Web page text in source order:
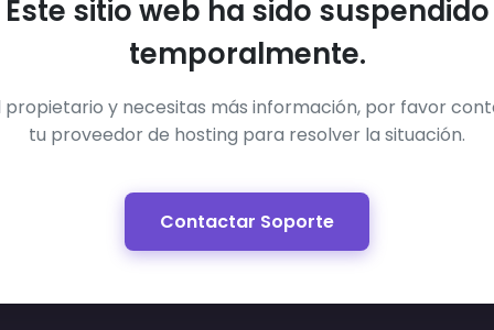
Este sitio web ha sido suspendido
temporalmente.
propietario y necesitas más información, por favor
tu proveedor de hosting para resolver la situación.
Contactar Soporte